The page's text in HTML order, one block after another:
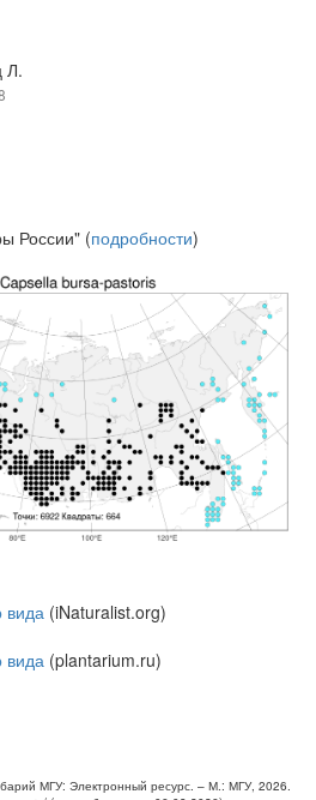
Л.
России" (подробности)
вида (iNaturalist.org)
вида (plantarium.ru)
МГУ: Электронный ресурс. – М.: МГУ, 2026.